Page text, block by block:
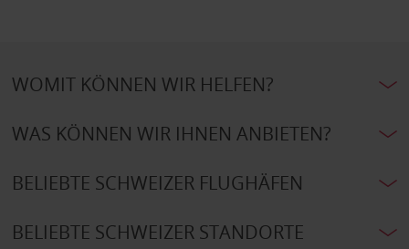
WOMIT KÖNNEN WIR HELFEN?
WAS KÖNNEN WIR IHNEN ANBIETEN?
BELIEBTE SCHWEIZER FLUGHÄFEN
BELIEBTE SCHWEIZER STANDORTE